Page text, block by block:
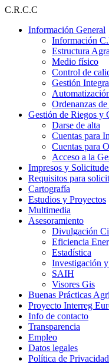
Ir
contenido
C.R.C.C
Información General
Información
Estructura
Medio físico
Control de
Gestión
Ordenanzas
Gestión de Riegos y
Darse de alta
Cuentas para
Cuentas para
Acceso a la
Impresos y
Requisitos para
Cartografía
Estudios y Proyectos
Multimedia
Asesoramiento
Divulgación
Eficiencia
Estadística
Investigación
SAIH
Visores Gis
Buenas Prácticas
Proyecto Interreg
Info de contacto
Transparencia
Empleo
Datos legales
Política de Privacidad